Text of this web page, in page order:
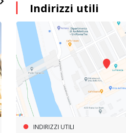
SERVIZI SOCIALI E AI CITTADINI
Indirizzi utili
INDIRIZZI UTILI